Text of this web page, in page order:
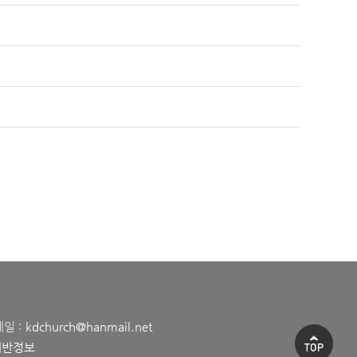
: kdchurch@hanmail.net
정보